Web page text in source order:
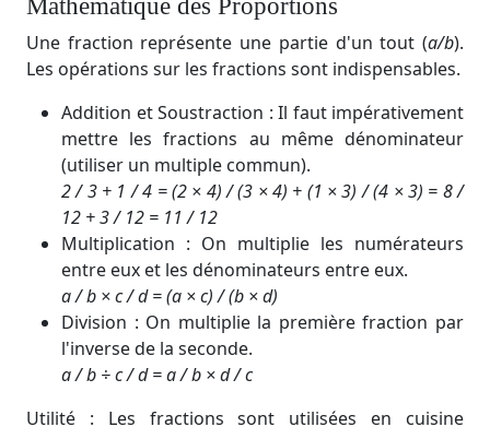
Une fraction représente une partie d'un tout (a/b​).
Les opérations sur les fractions sont indispensables.
Addition et Soustraction : Il faut impérativement
mettre les fractions au même dénominateur
(utiliser un multiple commun).
2 / 3 ​+ 1 / 4 ​= (2 × 4) / (3 × 4) ​+ (1 × 3) / (4 × 3)​ = 8 /
12 ​+ 3​ / 12 = 11 / 12​
Multiplication : On multiplie les numérateurs
entre eux et les dénominateurs entre eux.
a / b ​× c / d ​= (a × c) / (b × d​)
Division : On multiplie la première fraction par
l'inverse de la seconde.
a / b ​÷ c / d ​= a​ / b × d​ / c
Utilité : Les fractions sont utilisées en cuisine